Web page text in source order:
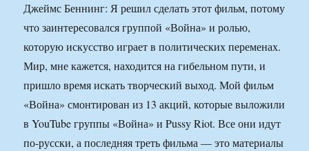
Джеймс Беннинг: Я решил сделать этот фильм, потому
что заинтересовался группой «Война» и ролью,
которую искусство играет в политических переменах.
Мир, мне кажется, находится на гибельном пути, и
пришло время искать творческий выход. Мой фильм
«Война» смонтирован из 13 акций, которые выложили
в YouTube группы «Война» и Pussy Riot. Все они идут
по-русски, а последняя треть фильма — это материалы